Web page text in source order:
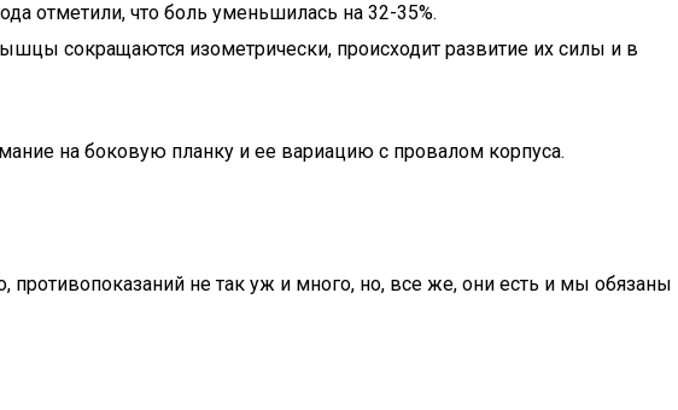
отметили, что боль уменьшилась на 32-35%.
сокращаются изометрически, происходит развитие их силы и в
на боковую планку и ее вариацию с провалом корпуса.
не так уж и много, но, все же, они есть и мы обязаны